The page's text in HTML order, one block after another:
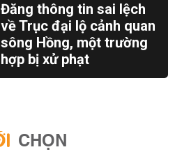
Đăng thông tin sai lệch
về Trục đại lộ cảnh quan
sông Hồng, một trường
hợp bị xử phạt
CHỌN